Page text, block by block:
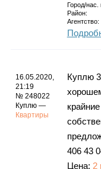
Город/нас.
Район:
Агентство:
16.05.2020,
21:19
№ 248022
Куплю —
Квартиры
Куплю
406 43
Цена: 2